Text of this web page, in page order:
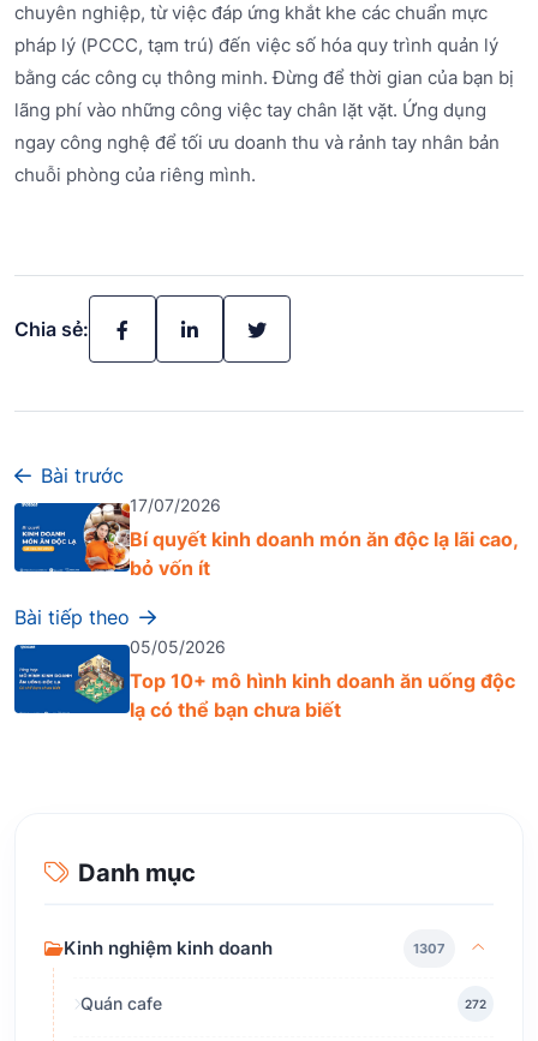
chuyên nghiệp, từ việc đáp ứng khắt khe các chuẩn mực
pháp lý (PCCC, tạm trú) đến việc số hóa quy trình quản lý
bằng các công cụ thông minh. Đừng để thời gian của bạn bị
lãng phí vào những công việc tay chân lặt vặt. Ứng dụng
ngay công nghệ để tối ưu doanh thu và rảnh tay nhân bản
chuỗi phòng của riêng mình.
Chia sẻ:
Bài trước
17/07/2026
Bí quyết kinh doanh món ăn độc lạ lãi cao,
bỏ vốn ít
Bài tiếp theo
05/05/2026
Top 10+ mô hình kinh doanh ăn uống độc
lạ có thể bạn chưa biết
Danh mục
Kinh nghiệm kinh doanh 1307
Quán cafe 272